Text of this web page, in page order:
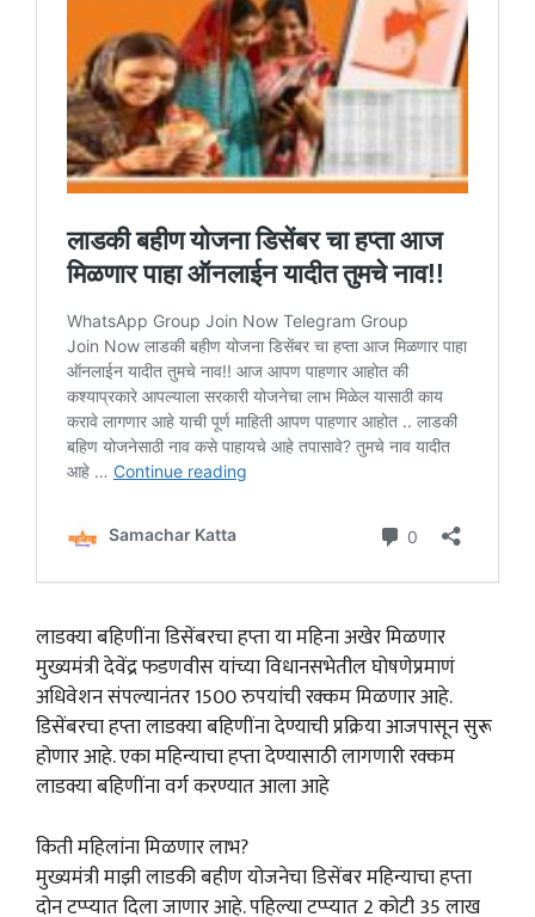
लाडक्या बहिणींना डिसेंबरचा हप्ता या महिना अखेर मिळणार
मुख्यमंत्री देवेंद्र फडणवीस यांच्या विधानसभेतील घोषणेप्रमाणं
अधिवेशन संपल्यानंतर 1500 रुपयांची रक्कम मिळणार आहे.
डिसेंबरचा हप्ता लाडक्या बहिणींना देण्याची प्रक्रिया आजपासून सुरू
होणार आहे. एका महिन्याचा हप्ता देण्यासाठी लागणारी रक्कम
लाडक्या बहिणींना वर्ग करण्यात आला आहे
किती महिलांना मिळणार लाभ?
मुख्यमंत्री माझी लाडकी बहीण योजनेचा डिसेंबर महिन्याचा हप्ता
दोन टप्प्यात दिला जाणार आहे. पहिल्या टप्प्यात 2 कोटी 35 लाख